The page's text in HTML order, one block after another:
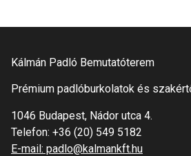
Kálmán Padló Bemutatóterem
Prémium padlóburkolatok és
1046 Budapest, Nádor utca 4.
Telefon: +36 (20) 549 5182
E-mail: padlo@kalmankft.hu